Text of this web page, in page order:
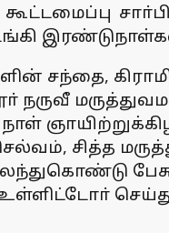
சந்தை,
நருவீ
சித்த
உள்ளிட்டோா்